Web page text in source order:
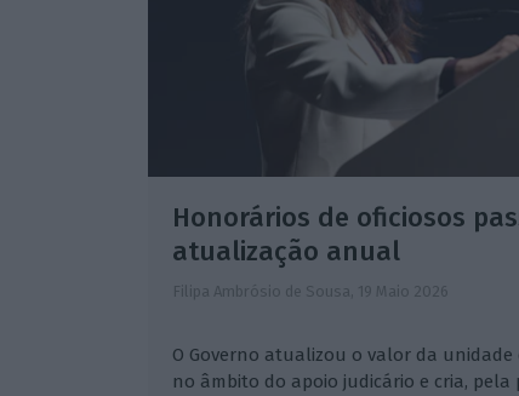
Honorários de oficiosos
atualização anual
Filipa Ambrósio de Sousa, 19 Maio 2026
O Governo atualizou o valor da
no âmbito do apoio judicário e cria, pela